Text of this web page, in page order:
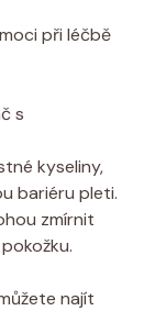
při léčbě
s
kyseliny,
bariéru pleti.
zmírnit
najít